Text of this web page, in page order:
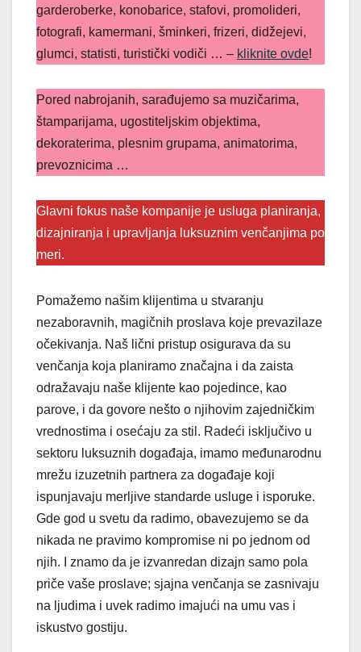
garderoberke, konobarice, stafovi, promolideri,
fotografi, kamermani, šminkeri, frizeri, didžejevi,
glumci, statisti, turistički vodiči … – kliknite ovde!
Pored nabrojanih, sarađujemo sa muzičarima,
štamparijama, ugostiteljskim objektima,
dekoraterima, plesnim grupama, animatorima,
prevoznicima …
Glavni fokus naše kompanije je usluga planiranja,
dizajniranja i upravljanja luksuznim venčanjima po
meri.
Pomažemo našim klijentima u stvaranju
nezaboravnih, magičnih proslava koje prevazilaze
očekivanja. Naš lični pristup osigurava da su
venčanja koja planiramo značajna i da zaista
odražavaju naše klijente kao pojedince, kao
parove, i da govore nešto o njihovim zajedničkim
vrednostima i osećaju za stil. Radeći isključivo u
sektoru luksuznih događaja, imamo međunarodnu
mrežu izuzetnih partnera za događaje koji
ispunjavaju merljive standarde usluge i isporuke.
Gde god u svetu da radimo, obavezujemo se da
nikada ne pravimo kompromise ni po jednom od
njih. I znamo da je izvanredan dizajn samo pola
priče vaše proslave; sjajna venčanja se zasnivaju
na ljudima i uvek radimo imajući na umu vas i
iskustvo gostiju.